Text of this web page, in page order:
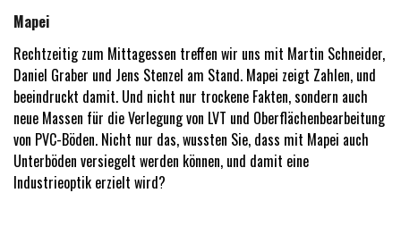
Mapei
Rechtzeitig zum Mittagessen treffen wir uns mit Martin Schneider,
Daniel Graber und Jens Stenzel am Stand. Mapei zeigt Zahlen, und
beeindruckt damit. Und nicht nur trockene Fakten, sondern auch
neue Massen für die Verlegung von LVT und Oberflächenbearbeitung
von PVC-Böden. Nicht nur das, wussten Sie, dass mit Mapei auch
Unterböden versiegelt werden können, und damit eine
Industrieoptik erzielt wird?